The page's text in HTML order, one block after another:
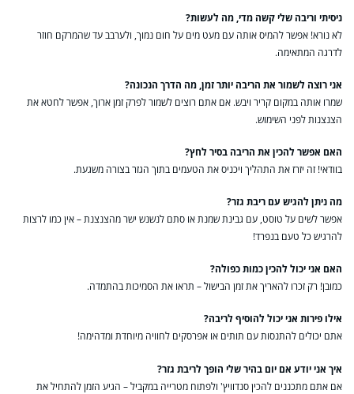
ניסיתי וריבה שלי קשה מדי, מה לעשות?
לא נורא! אפשר להמיס אותה עם מעט מים על חום נמוך, ולערבב עד שהמרקם חוזר
לדרגה המתאימה.
אני רוצה לשמור את הריבה יותר זמן, מה הדרך הנכונה?
שמרו אותה במקום קריר ויבש. אם אתם רוצים לשמור לפרק זמן ארוך, אפשר לחטא את
הצנצנות לפני השימוש.
האם אפשר להכין את הריבה בסיר לחץ?
בוודאי! זה יזרז את התהליך ויכניס את הטעמים בתוך הגזר בצורה משגעת.
מה ניתן להגיש עם ריבת גזר?
אפשר לשים על טוסט, עם גבינת שמנת או סתם לנשנש ישר מהצנצנת – אין כמו לרצות
להרגיש כל טעם בנפרד!
האם אני יכול להכין כמות כפולה?
כמובן! רק זכרו להאריך את זמן הבישול – תראו את הסמיכות בהתמדה.
אילו פירות אני יכול להוסיף לריבה?
אתם יכולים להתנסות עם תותים או אפרסקים לחוויה מיוחדת ומדהימה!
איך אני יודע אם יום בהיר שלי הופך לריבת גזר?
אם אתם מתכננים להכין סנדוויץ' ולפתוח מטרייה במקביל – הגיע הזמן להתחיל את